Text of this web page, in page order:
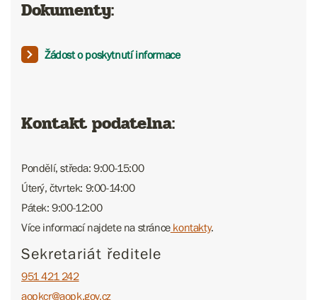
Dokumenty:
Žádost o poskytnutí informace
Kontakt podatelna:
Pondělí, středa: 9:00-15:00
Úterý, čtvrtek: 9:00-14:00
Pátek: 9:00-12:00
Více informací najdete na stráncekontakty.
Sekretariát ředitele
951 421 242
aopkcr@aopk.gov.cz